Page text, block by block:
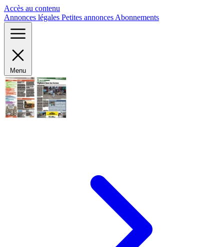
Accès au contenu
Annonces légales Petites annonces Abonnements
Menu
Panneau de gestion des cookies